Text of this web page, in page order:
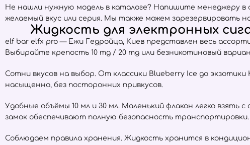
Не нашли нужную модель в каталоге? Напишите менеджеру в
желаемый вкус или серия. Мы также можем зарезервировать
Жидкость для электронных
elf bar elfx pro — Ежи Гедройца, Киев представлен весь
Выбирайте крепость 10 mg / 20 mg или безникотиновый
Сотни вкусов на выбор. От классики Blueberry Ice до
насыщенно, без посторонних привкусов.
Удобные объёмы 10 мл и 30 мл. Маленький флакон легко
замок обеспечивают полную безопасность транспортировки.
Соблюдаем правила хранения. Жидкость хранится в